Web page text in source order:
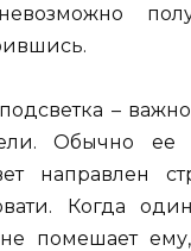
–
Обычно ее
направлен
Когда
помешает